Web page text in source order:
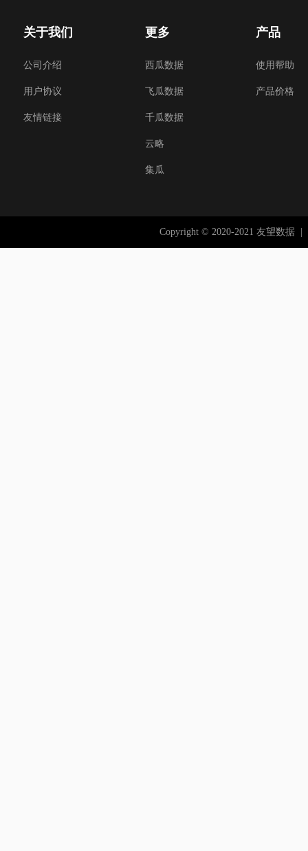
关于我们
公司介绍
用户协议
友情链接
更多
西瓜数据
飞瓜数据
千瓜数据
云略
集瓜
产品
使用帮助
产品价格
Copyright © 2020-2021 友望数据